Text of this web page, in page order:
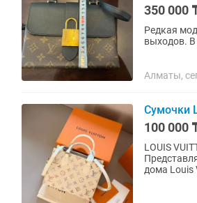
350 000
Редкая
выходов.
Алматы,
Сумочки
100 000
LOUIS VUITTON
дома Louis